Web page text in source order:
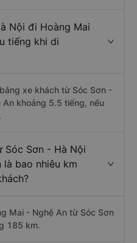
Nội đi Hoàng Mai
tiếng khi di
xe khách từ Sóc Sơn -
An khoảng 5.5 tiếng, nếu
Sóc Sơn - Hà Nội
bao nhiêu km
Mai - Nghệ An từ Sóc Sơn
185 km.